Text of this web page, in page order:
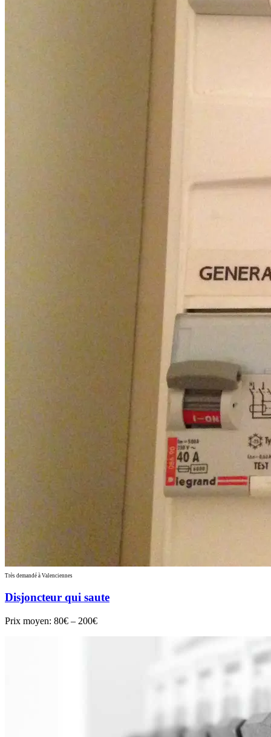
Très demandé à Valenciennes
Disjoncteur qui saute
Prix moyen: 80€ – 200€